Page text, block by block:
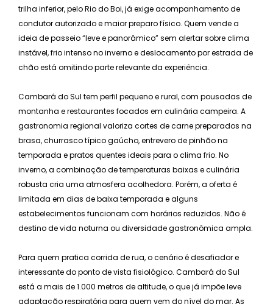
trilha inferior, pelo Rio do Boi, já exige acompanhamento de
condutor autorizado e maior preparo físico. Quem vende a
ideia de passeio “leve e panorâmico” sem alertar sobre clima
instável, frio intenso no inverno e deslocamento por estrada de
chão está omitindo parte relevante da experiência.
Cambará do Sul tem perfil pequeno e rural, com pousadas de
montanha e restaurantes focados em culinária campeira. A
gastronomia regional valoriza cortes de carne preparados na
brasa, churrasco típico gaúcho, entrevero de pinhão na
temporada e pratos quentes ideais para o clima frio. No
inverno, a combinação de temperaturas baixas e culinária
robusta cria uma atmosfera acolhedora. Porém, a oferta é
limitada em dias de baixa temporada e alguns
estabelecimentos funcionam com horários reduzidos. Não é
destino de vida noturna ou diversidade gastronômica ampla.
Para quem pratica corrida de rua, o cenário é desafiador e
interessante do ponto de vista fisiológico. Cambará do Sul
está a mais de 1.000 metros de altitude, o que já impõe leve
adaptação respiratória para quem vem do nível do mar. As